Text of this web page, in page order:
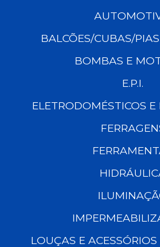
BALCÕES/CUBAS/
BOMBAS E
E.P.I.
ELETRODOMÉSTICOS E
LOUÇAS E